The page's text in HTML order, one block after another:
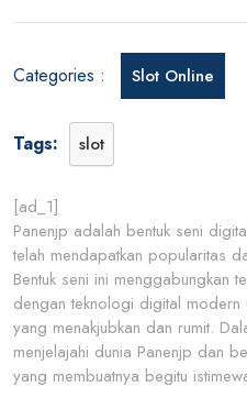
Categories : Slot Online
Tags: slot
[ad_1]
Panenjp adalah bentuk seni
telah mendapatkan popularitas
Bentuk seni ini menggabungkan
dengan teknologi digital modern
yang menakjubkan dan rumit.
menjelajahi dunia Panenjp dan
yang membuatnya begitu